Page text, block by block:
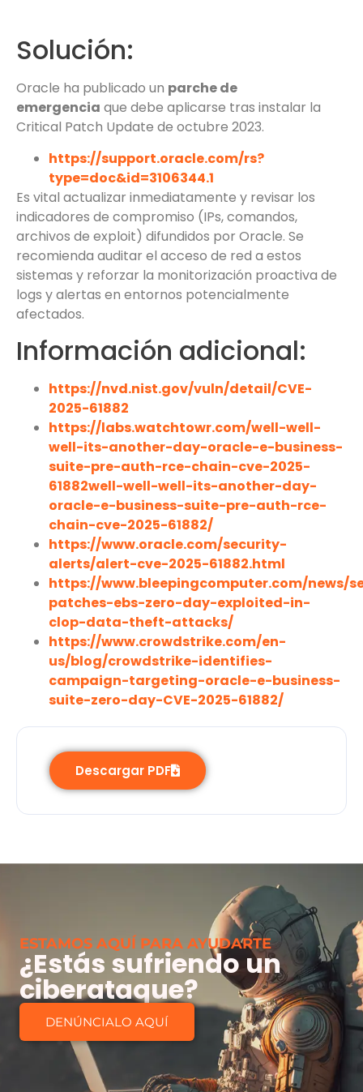
Solución:
Oracle ha publicado un parche de
emergencia que debe aplicarse tras instalar la
Critical Patch Update de octubre 2023.
https://support.oracle.com/rs?
type=doc&id=3106344.1
Es vital actualizar inmediatamente y revisar los
indicadores de compromiso (IPs, comandos,
archivos de exploit) difundidos por Oracle. Se
recomienda auditar el acceso de red a estos
sistemas y reforzar la monitorización proactiva de
logs y alertas en entornos potencialmente
afectados.
Información adicional:
https://nvd.nist.gov/vuln/detail/CVE-
2025-61882
https://labs.watchtowr.com/well-well-
well-its-another-day-oracle-e-business-
suite-pre-auth-rce-chain-cve-2025-
61882well-well-well-its-another-day-
oracle-e-business-suite-pre-auth-rce-
chain-cve-2025-61882/
https://www.oracle.com/security-
alerts/alert-cve-2025-61882.html
https://www.bleepingcomputer.com/news/
patches-ebs-zero-day-exploited-in-
clop-data-theft-attacks/
https://www.crowdstrike.com/en-
us/blog/crowdstrike-identifies-
campaign-targeting-oracle-e-business-
suite-zero-day-CVE-2025-61882/
Descargar PDF
ESTAMOS AQUÍ PARA AYUDARTE
¿Estás sufriendo un
ciberataque?
DENÚNCIALO AQUÍ